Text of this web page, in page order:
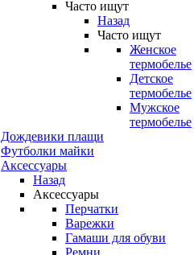
Часто ищут
Назад
Часто ищут
Женское
термобелье
Детское
термобелье
Мужское
термобелье
Дождевики плащи
Футболки майки
Аксессуары
Назад
Аксессуары
Перчатки
Варежки
Гамаши для обуви
Ремни